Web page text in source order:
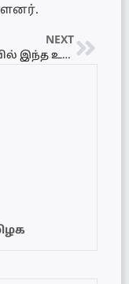
NEXT
மாலையில் இந்த உணவுகளை கட்டாயம் எடுக்காதீங்க… இரவு தூக்கத்தில் பிரச்சனை ஏற்படும்